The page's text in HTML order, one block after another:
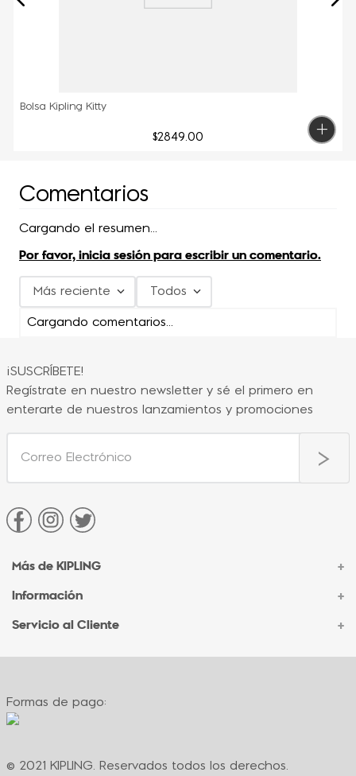
Bolsa Kipling Kitty
$2849.00
Comentarios
Cargando el resumen…
Por favor, inicia sesión para escribir un comentario.
Más reciente Todos
Cargando comentarios…
¡SUSCRÍBETE!
Regístrate en nuestro newsletter y sé el primero en
enterarte de nuestros lanzamientos y promociones
Más de KIPLING +
Acerca de Kipling
Sucursales
Información +
Contacto Corporativo
Formas de pago
Servicio al Cliente +
Contacto
Políticas de cambio
Términos y condiciones de promociones
Formas de pago:
© 2021 KIPLING. Reservados todos los derechos.